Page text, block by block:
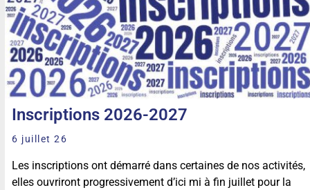
Inscriptions 2026-2027
6 juillet 26
Les inscriptions ont démarré dans certaines de nos activités,
elles ouvriront progressivement d’ici mi à fin juillet pour la